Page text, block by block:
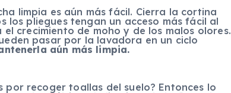
limpia es aún más fácil. Cierra la cortina
pliegues tengan un acceso más fácil al
crecimiento de moho y de los malos olores.
pasar por la lavadora en un ciclo
aún más limpia.
por recoger toallas del suelo? Entonces lo